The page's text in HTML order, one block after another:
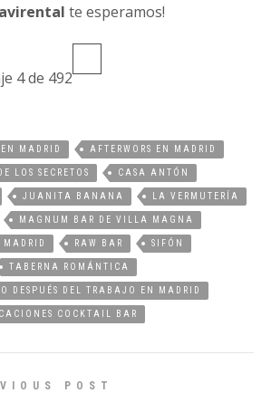
te esperamos!
4 de 492
MADRID AFTERWORS EN MADRID
LOS SECRETOS CASA ANTÓN
JUANITA BANANA LA VERMUTERÍA
MAGNUM BAR DE VILLA MAGNA
RAW BAR SIFÓN
TABERNA ROMÁNTICA
DESPUÉS DEL TRABAJO EN MADRID
COCKTAIL BAR
POST